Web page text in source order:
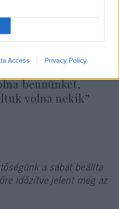
Access Privacy Policy
teljes
bennünket,
volna nekik”
a sábát beállta
időzítve jelent meg az